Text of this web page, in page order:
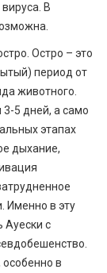
В
Остро – это
период от
животного.
3-5 дней, а само
этапах
дыхание,
Именно в эту
Ауески с
в